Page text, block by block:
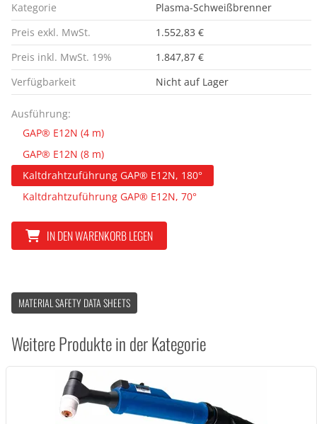
Kategorie
Plasma-Schweißbrenner
Preis exkl. MwSt.
1.552,83 €
Preis inkl. MwSt. 19%
1.847,87 €
Verfügbarkeit
Nicht auf Lager
Ausführung:
GAP® E12N (4 m)
GAP® E12N (8 m)
Kaltdrahtzuführung GAP® E12N, 180°
Kaltdrahtzuführung GAP® E12N, 70°
IN DEN WARENKORB LEGEN
MATERIAL SAFETY DATA SHEETS
Weitere Produkte in der Kategorie